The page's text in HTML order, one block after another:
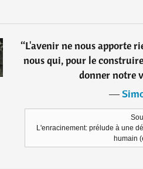
“L'avenir ne nous apporte
nous qui, pour le
donner notre
―
L'enracinement: prélude à une
humain